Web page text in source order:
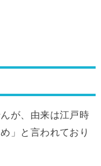
が、由来は江戸時
」と言われており